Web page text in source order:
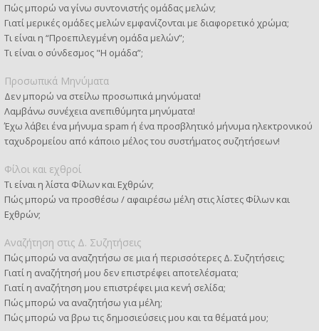
Πώς μπορώ να γίνω συντονιστής ομάδας μελών;
Γιατί μερικές ομάδες μελών εμφανίζονται με διαφορετικό χρώμα;
Τι είναι η “Προεπιλεγμένη ομάδα μελών”;
Τι είναι ο σύνδεσμος "Η ομάδα”;
Προσωπικά Μηνύματα
Δεν μπορώ να στείλω προσωπικά μηνύματα!
Λαμβάνω συνέχεια ανεπιθύμητα μηνύματα!
Έχω λάβει ένα μήνυμα spam ή ένα προσβλητικό μήνυμα ηλεκτρονικού
ταχυδρομείου από κάποιο μέλος του συστήματος συζητήσεων!
Φίλοι και εχθροί
Τι είναι η λίστα Φίλων και Εχθρών;
Πώς μπορώ να προσθέσω / αφαιρέσω μέλη στις λίστες Φίλων και
Εχθρών;
Αναζήτηση στις Δ. Συζητήσεις
Πώς μπορώ να αναζητήσω σε μια ή περισσότερες Δ. Συζητήσεις;
Γιατί η αναζήτησή μου δεν επιστρέφει αποτελέσματα;
Γιατί η αναζήτηση μου επιστρέφει μια κενή σελίδα;
Πώς μπορώ να αναζητήσω για μέλη;
Πώς μπορώ να βρω τις δημοσιεύσεις μου και τα θέματά μου;